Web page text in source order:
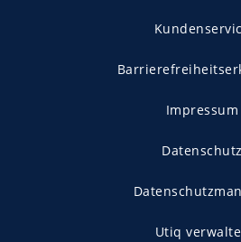
Impressum
Datenschutz
Utiq